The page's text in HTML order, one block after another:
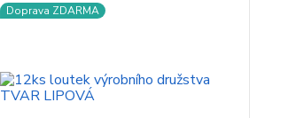
Doprava ZDARMA